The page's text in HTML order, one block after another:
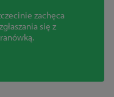
zachęca
się z